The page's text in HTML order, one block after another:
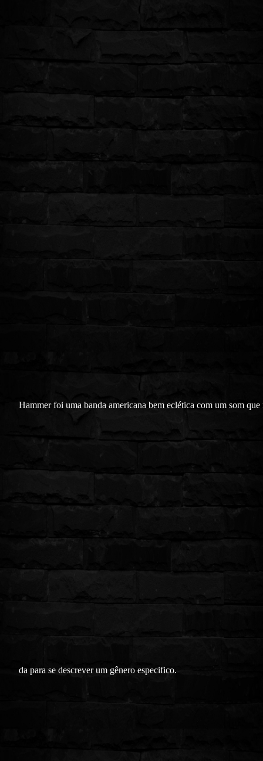
Hammer foi uma banda americana bem eclética com um som que
da para se descrever um gênero especifico.